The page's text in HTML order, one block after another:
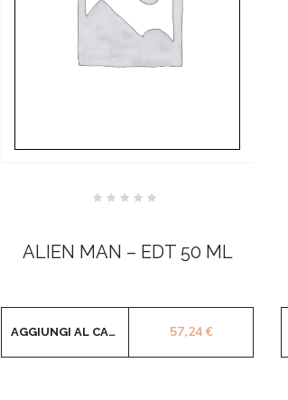
ALIEN MAN – EDT 50 ML
57,24€
AGGIUNGI AL CARRELLO